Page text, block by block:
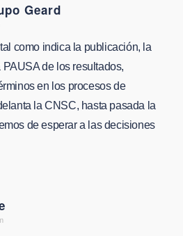
Geard
como indica la publicación, la
de los resultados,
en los procesos de
la CNSC, hasta pasada la
de esperar a las decisiones